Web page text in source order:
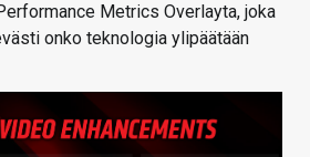
Metrics Overlayta, joka
onko teknologia ylipäätään